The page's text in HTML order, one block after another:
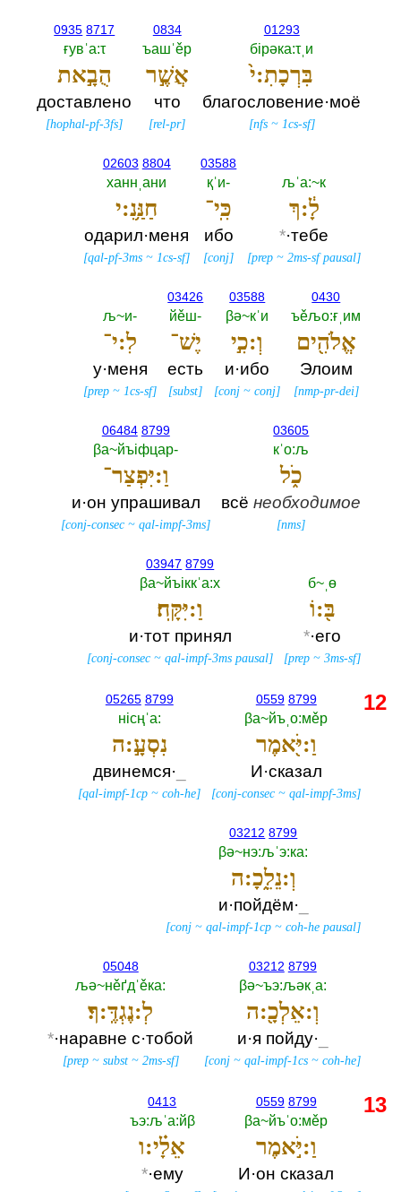
01293
бiрәка:τˌи
בִּרְכָתִ:י֙
благословение·моё
[nfs~ 1cs-sf]
0834
ъашˈěр
אֲשֶׁ֣ר
что
[rel-pr]
0935 8717
ғувˈа:τ
הֻבָ֣את
доставлено
[hophal-pf-3fs]
љˈа:~к
לָ֔:ךְ
*·тебе
[prep ~2ms-sf pausal]
03588
қˈи-‎
כִּֽי־
ибо
[conj]
02603 8804
ханнˌани
חַנַּ֥נִ:י
одарил·меня
[qal-pf-3ms ~1cs-sf]
0430
ъěљо:ғˌим
אֱלֹהִ֖ים
Элоим
[nmp-pr-dei]
03588
βә~кˈи
וְ:כִ֣י
и·ибо
[conj ~conj]
03426
йěш-‎
יֶשׁ־
есть
[subst]
љ~и-‎
לִ:י־
у·меня
[prep ~1cs-sf]
03605
кˈо:љ
כֹ֑ל
всёнеобходимое
[nms]
06484 8799
βа~йъiфцар-‎
וַ:יִּפְצַר־
и·он упрашивал
[conj-consec ~qal-impf-3ms]
б~ˌө
בּ֖:וֹ
*·его
[prep ~3ms-sf]
03947 8799
βа~йъiккˈа:х
וַ:יִּקָּֽח׃
и·тот принял
[conj-consec ~qal-impf-3ms pausal]
0559 8799
βа~йъˌо:мěр
וַ:יֹּ֖אמֶר
И·сказал
[conj-consec ~qal-impf-3ms]
05265 8799
нiсңˈа:‎
נִסְעָ֣:ה
двинемся·
[qal-impf-1cp ~coh-he]
03212 8799
βә~нэ:љˈэ:ка:‎
וְ:נֵלֵ֑כָ:ה
и·пойдём·
[conj ~qal-impf-1cp ~coh-he pausal]
03212 8799
βә~ъэ:љәкˌа:‎
וְ:אֵלְכָ֖:ה
и·я пойду·
[conj ~qal-impf-1cs ~coh-he]
05048
љә~нěґдˈěка:‎
לְ:נֶגְדֶּֽ:ךָ׃
*·наравне с·тобой
[prep~ subst~ 2ms-sf]
12
0559 8799
βа~йъˈо:мěр
וַ:יֹּ֣אמֶר
И·он сказал
0413
ъэ:љˈа:йβ
אֵלָ֗י:ו
*·ему
13